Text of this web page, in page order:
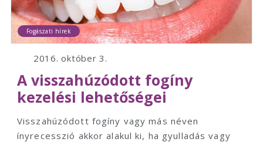
Fogászati hírek
2016. október 3.
A visszahúzódott fogíny
kezelési lehetőségei
Visszahúzódott fogíny vagy más néven
ínyrecesszió akkor alakul ki, ha gyulladás vagy